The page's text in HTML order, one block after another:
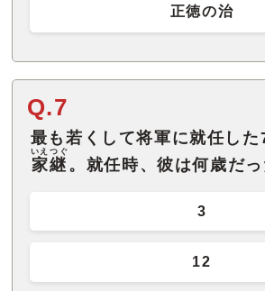
正徳の治
Q.7
最も若くして将軍に就任した
家継
いえつぐ
。就任時、彼は何歳だっ
3
12